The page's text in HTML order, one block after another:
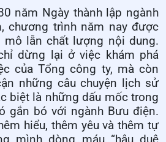
năm Ngày thành lập ngành
chương trình năm nay được
mô lẫn chất lượng nội dung.
dừng lại ở việc khám phá
của Tổng công ty, mà còn
những câu chuyện lịch sử
biệt là những dấu mốc trong
gắn bó với ngành Bưu điện.
hiểu, thêm yêu và thêm tự